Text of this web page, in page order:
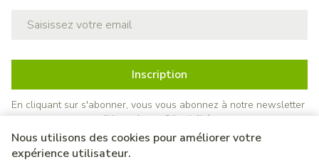
Nous utilisons des cookies pour améliorer votre
expérience utilisateur.
Inscription
En cliquant sur s'abonner, vous vous abonnez à notre newsletter
et acceptez notrepolitique de confidentialité.